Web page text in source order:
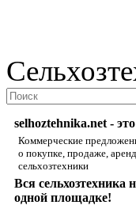
selhoztehnika.net -
Коммерческие
о покупке, продаже,
сельхозтехники
Вся сельхозтехника
одной площадке!